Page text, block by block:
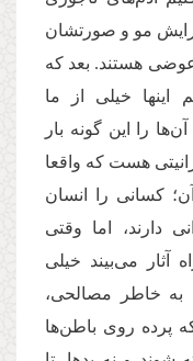
مو و صورتشان
هستند. بعد كه
خیلی از ما
را این گونه بار
هست كه واقعا
كسانی را انسان
دارند، اما وقتی
آثار می‌‌بیند خیلی
به خاطر مصالحی،
پرده روی باطن‌‌ها